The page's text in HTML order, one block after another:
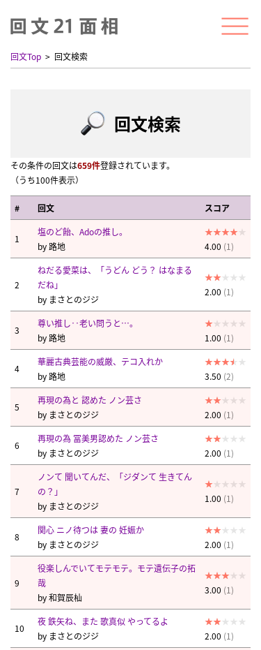
回文Top 回文検索
回文検索
その条件の回文は659件登録されています。
（うち100件表示）
# 回文 スコア
1
塩のど飴、Adoの推し。
by 路地 4.00 (1)
2
ねだる愛菜は、「うどん どう？ はなまる
だね」
by まさとのジジ
2.00 (1)
3
尊い推し‥老い問うと…。
by 路地 1.00 (1)
4
華麗古典芸能の威厳、テコ入れか
by 路地 3.50 (2)
5
再現の為と 認めた ノン芸さ
by まさとのジジ 2.00 (1)
6
再現の為 冨美男認めた ノン芸さ
by まさとのジジ 2.00 (1)
7
ノンて 聞いてんだ、「ジダンて 生きてん
の？」
by まさとのジジ
1.00 (1)
8
関心 ニノ待つは 妻の 妊娠か
by まさとのジジ 2.00 (1)
9
役楽しんでいてモテモテ。モテ遺伝子の拓
哉
by和賀辰杣
3.00 (1)
10
夜 鉄矢ね、また 歌真似 やってるよ
by まさとのジジ 2.00 (1)